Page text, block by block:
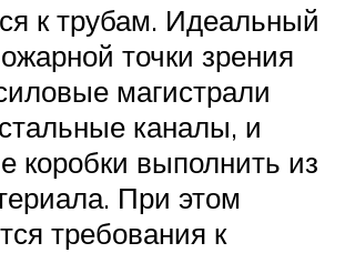
к трубам. Идеальный
точки зрения
магистрали
каналы, и
коробки выполнить из
При этом
требования к